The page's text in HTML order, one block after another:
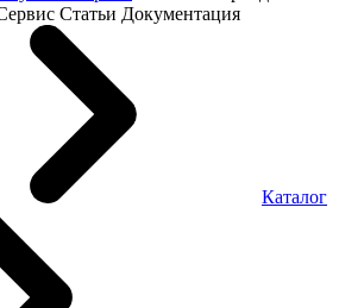
Статьи Документация
Каталог